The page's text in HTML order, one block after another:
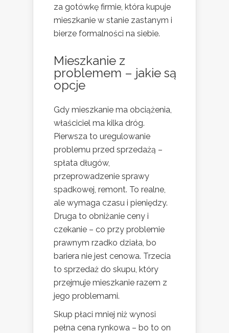
za gotówkę firmie, która kupuje
mieszkanie w stanie zastanym i
bierze formalności na siebie.
Mieszkanie z
problemem – jakie są
opcje
Gdy mieszkanie ma obciążenia,
właściciel ma kilka dróg.
Pierwsza to uregulowanie
problemu przed sprzedażą –
spłata długów,
przeprowadzenie sprawy
spadkowej, remont. To realne,
ale wymaga czasu i pieniędzy.
Druga to obniżanie ceny i
czekanie – co przy problemie
prawnym rzadko działa, bo
bariera nie jest cenowa. Trzecia
to sprzedaż do skupu, który
przejmuje mieszkanie razem z
jego problemami.
Skup płaci mniej niż wynosi
pełna cena rynkowa – bo to on